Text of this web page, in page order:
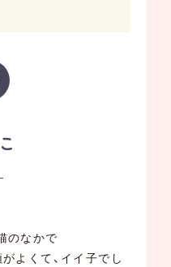
のなかで
よくて、イイ子でし